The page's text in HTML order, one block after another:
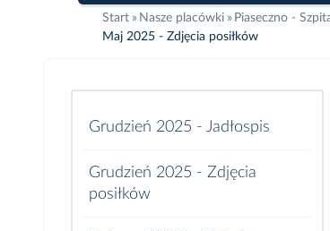
Start Nasze placówki Piaseczno -
Maj 2025 - Zdjęcia posiłków
Grudzień 2025 - Jadłospis
Grudzień 2025 - Zdjęcia
posiłków